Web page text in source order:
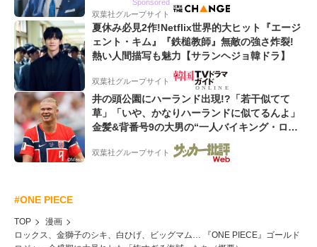
Sponsored
双葉社グループサイト
夏休み必見2作!Netflix世界的大ヒット『エージ
ェント・キム』『鉄槌教師』無敵の強さ炸裂!
熱い人間描写も魅力【サランヘジョ韓ドラ】
双葉社グループサイト
井の頭公園にハーランド出現!?「若干似てて
草」「いや、かなりハーランドに似てるんよ」
金髪&背番号9の大男の“一人バイキング・ロ
ー”映像が話題!「元気をもらった」
双葉社グループサイト
#ONE PIECE
TOP
漫画
ロックス、金獅子のシキ、白ひげ、ビッグマム… 『ONE PIECE』ゴールド